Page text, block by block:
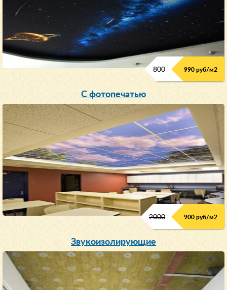
800 990 руб/м2
С фотопечатью
2000 900 руб/м2
Звукоизолирующие